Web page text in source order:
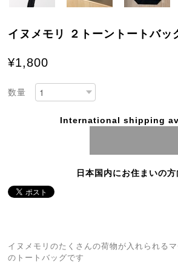
イヌメモリ ２トーントートバッ
¥1,800
数量
International shipping
日本国内にお住まいの方
イヌメモリのたくさんの荷物が入れられる
のトートバッグです